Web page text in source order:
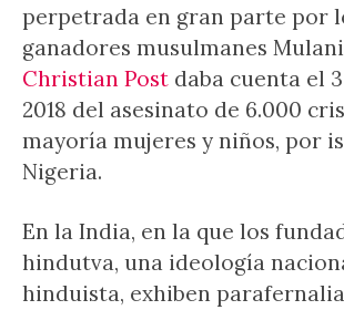
perpetrada en gran parte por
ganadores musulmanes
Christian Post daba cuenta el
2018 del asesinato de 6.000
mayoría mujeres y niños, por
Nigeria.
En la India, en la que los
hindutva, una ideología
hinduista, exhiben